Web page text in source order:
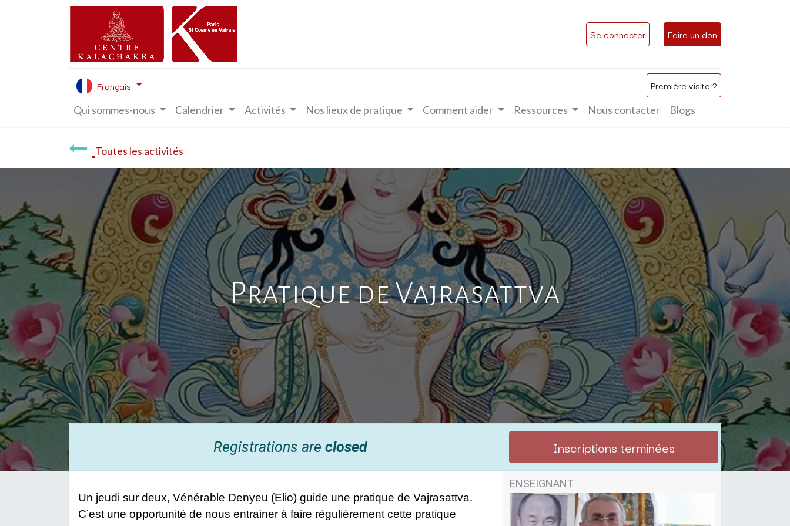
Se connecter Faire un don
Français Première visite ?
Qui sommes-nous Calendrier Activités Nos lieux de pratique Comment aider Ressources Nous contacter Blogs
Toutes les activités
Pratique de Vajrasattva
Registrations are closed Inscriptions terminées
Un jeudi sur deux, Vénérable Denyeu (Elio) guide une pratique de Vajrasattva.
C’est une opportunité de nous entrainer à faire régulièrement cette pratique
ENSEIGNANT